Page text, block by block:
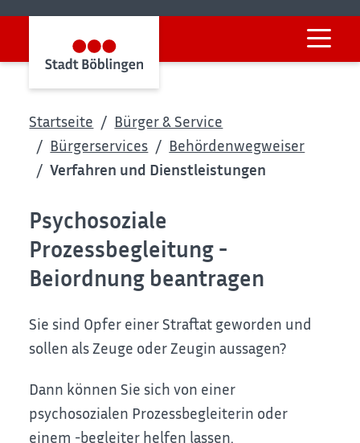
Startseite
Bürger & Service
Bürgerservices
Behördenwegweiser
Verfahren und Dienstleistungen
Psychosoziale
Prozessbegleitung -
Beiordnung beantragen
Sie sind Opfer einer Straftat geworden und
sollen als Zeuge oder Zeugin aussagen?
Dann können Sie sich von einer
psychosozialen Prozessbegleiterin oder
einem -begleiter helfen lassen.